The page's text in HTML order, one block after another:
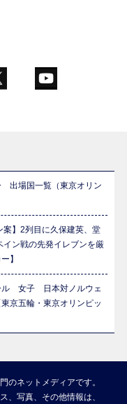
場国一覧（東京オリン
案】2列目に久保建英、堂
ン戦の先発イレブンを厳
】
ル 女子 日本対ノルウェ
京五輪・東京オリンピッ
のネットメディアです。
、写真、その他情報は、